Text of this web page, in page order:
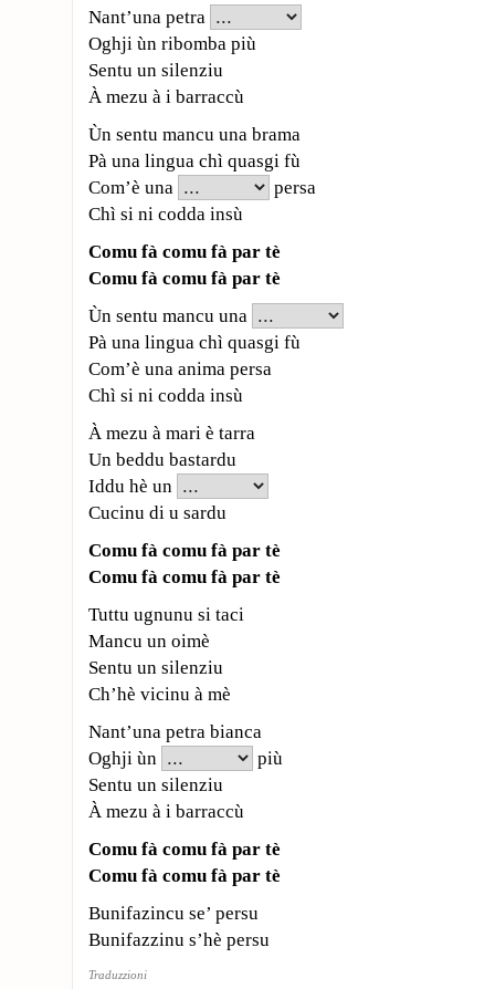
Nant’una petra
Oghji ùn ribomba più
Sentu un silenziu
À mezu à i barraccù
Ùn sentu mancu una brama
Pà una lingua chì quasgi fù
Com’è una
persa
Chì si ni codda insù
Comu fà comu fà par tè
Comu fà comu fà par tè
Ùn sentu mancu una
Pà una lingua chì quasgi fù
Com’è una anima persa
Chì si ni codda insù
À mezu à mari è tarra
Un beddu bastardu
Iddu hè un
Cucinu di u sardu
Comu fà comu fà par tè
Comu fà comu fà par tè
Tuttu ugnunu si taci
Mancu un oimè
Sentu un silenziu
Ch’hè vicinu à mè
Nant’una petra bianca
Oghji ùn
più
Sentu un silenziu
À mezu à i barraccù
Comu fà comu fà par tè
Comu fà comu fà par tè
Bunifazincu se’ persu
Bunifazzinu s’hè persu
Traduzzioni